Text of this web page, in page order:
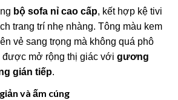
bộ sofa nỉ cao cấp, kết hợp kệ tivi
trang trí nhẹ nhàng. Tông màu kem
vẻ sang trọng mà không quá phô
mở rộng thị giác với gương
gián tiếp.
và ấm cúng